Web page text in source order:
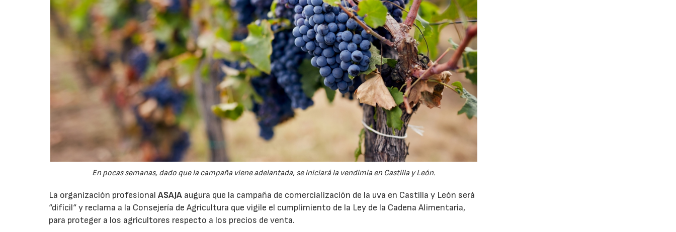
En pocas semanas, dado que la campaña viene adelantada, se iniciará la vendimia en Castilla y León.
La organización profesionalASAJA augura que la campaña de comercialización de la uva en Castilla y León será
“difícil“ y reclama a la Consejería de Agricultura que vigile el cumplimiento de la Ley de la Cadena Alimentaria,
para proteger a los agricultores respecto a los precios de venta.